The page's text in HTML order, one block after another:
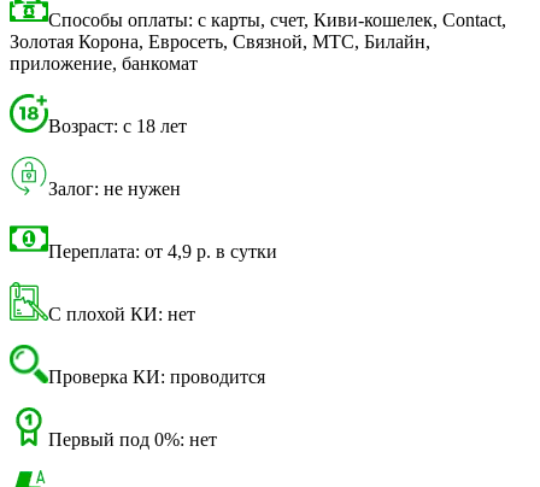
Способы оплаты: с карты, счет, Киви-кошелек, Contact,
Золотая Корона, Евросеть, Связной, МТС, Билайн,
приложение, банкомат
Возраст: с 18 лет
Залог: не нужен
Переплата: от 4,9 р. в сутки
С плохой КИ: нет
Проверка КИ: проводится
Первый под 0%: нет